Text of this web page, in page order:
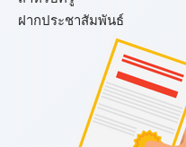
ฝากประชาสัมพันธ์